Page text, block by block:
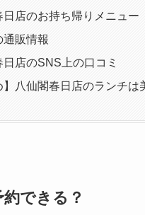
日店のお持ち帰りメニュー
通販情報
日店のSNS上の口コミ
】八仙閣春日店のランチは
できる？